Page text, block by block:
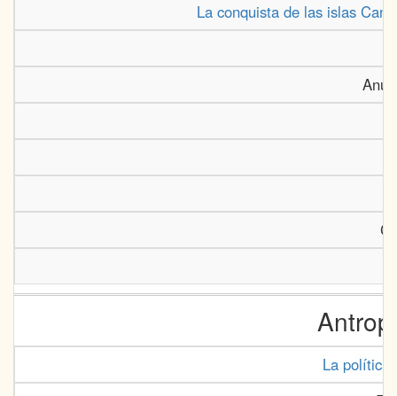
La conquista de las islas
La política